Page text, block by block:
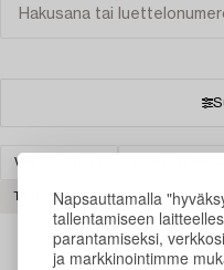
Napsauttamalla
tallentamiseen
parantamiseksi,
ja markkinointimme
VALAISIMET
TYHJENNÄ KAIKKI